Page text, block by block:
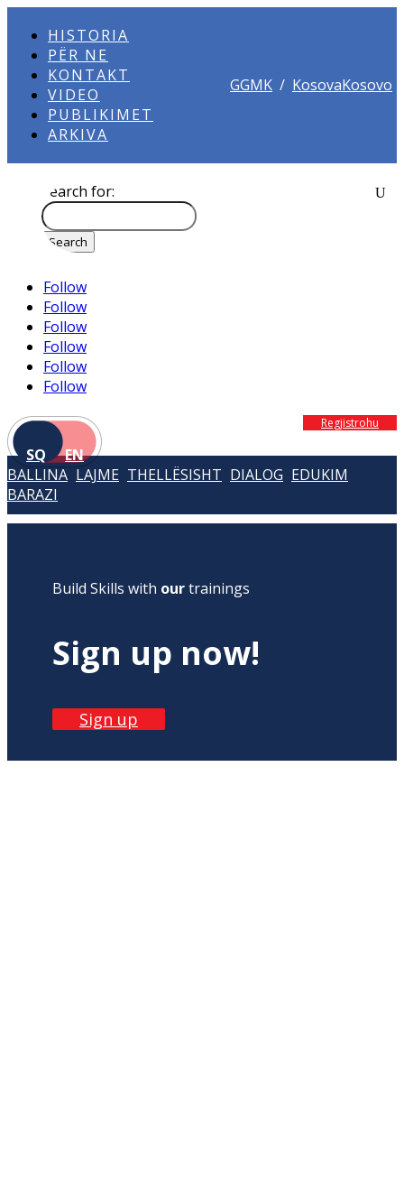
HISTORIA
PËR NE
KONTAKT
VIDEO
PUBLIKIMET
ARKIVA
GGMK / KosovaKosovo
Search for:
Follow
Follow
Follow
Follow
Follow
Follow
SQ EN
Regjistrohu
BALLINA LAJME THELLËSISHT DIALOG EDUKIM
BARAZI
Build Skills with ourtrainings
Sign up now!
Sign up